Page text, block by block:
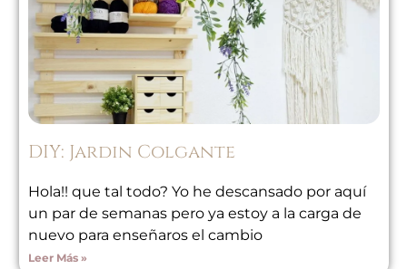
DIY: Jardin Colgante
Hola!! que tal todo? Yo he descansado por aquí
un par de semanas pero ya estoy a la carga de
nuevo para enseñaros el cambio
Leer Más »